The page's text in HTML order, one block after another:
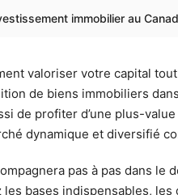
immobilier au
valoriser votre capital
de biens immobiliers
de profiter d’une plus-
dynamique et diversifié
pas à pas dans le
bases indispensables,